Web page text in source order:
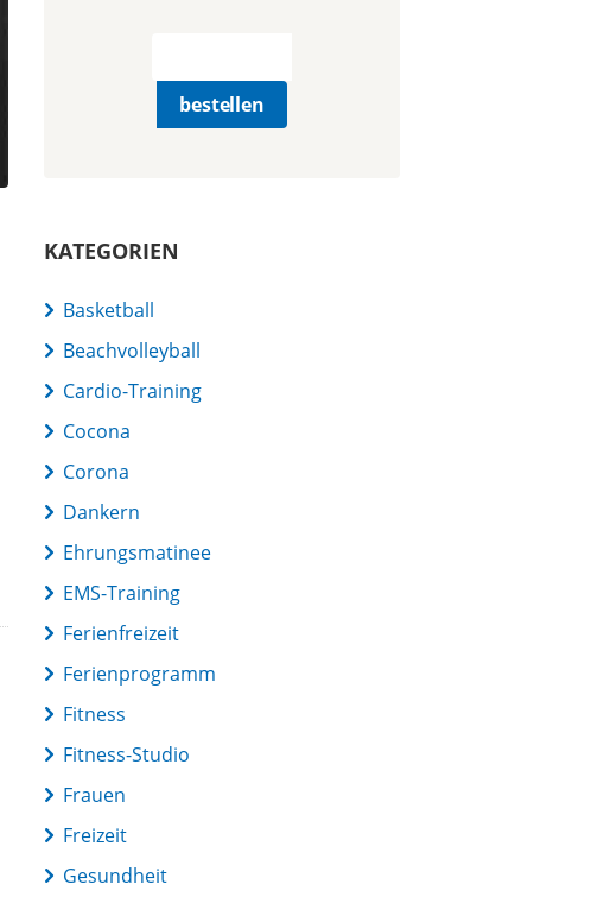
KATEGORIEN
Basketball
Beachvolleyball
Cardio-Training
Cocona
Corona
Dankern
Ehrungsmatinee
EMS-Training
Ferienfreizeit
Ferienprogramm
Fitness
Fitness-Studio
Frauen
Freizeit
Gesundheit